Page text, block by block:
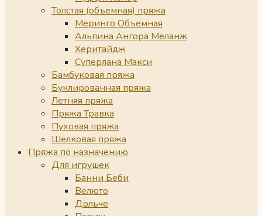
Толстая (объемная) пряжа
Меринго Объемная
Альпина Ангора Меланж
Херитайдж
Суперлана Макси
Бамбуковая пряжа
Буклированная пряжа
Летняя пряжа
Пряжа Травка
Пуховая пряжа
Шелковая пряжа
Пряжа по назначению
Для игрушек
Банни Беби
Велюто
Дольче